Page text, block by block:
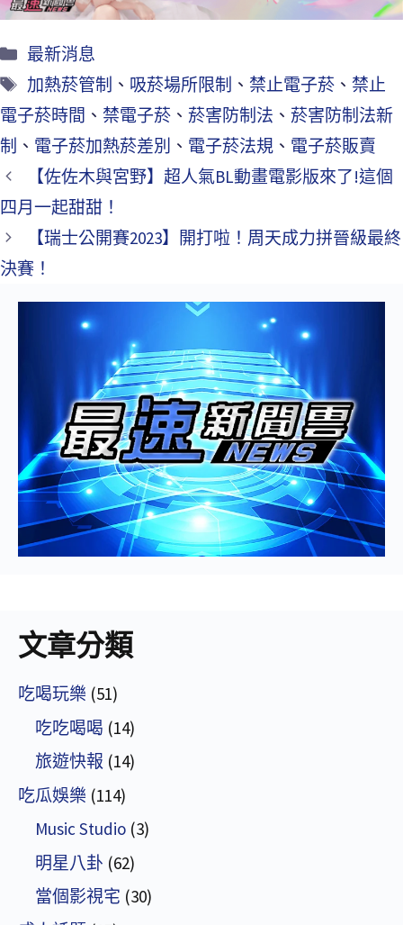
最新消息
加熱菸管制 、 吸菸場所限制 、 禁止電子菸 、 禁止
電子菸時間 、 禁電子菸 、 菸害防制法 、 菸害防制法新
制 、 電子菸加熱菸差別 、 電子菸法規 、 電子菸販賣
【佐佐木與宮野】超人氣BL動畫電影版來了!這個
四月一起甜甜！
【瑞士公開賽2023】開打啦！周天成力拼晉級最終
決賽！
文章分類
吃喝玩樂 (51)
吃吃喝喝 (14)
旅遊快報 (14)
吃瓜娛樂 (114)
Music Studio (3)
明星八卦 (62)
當個影視宅 (30)